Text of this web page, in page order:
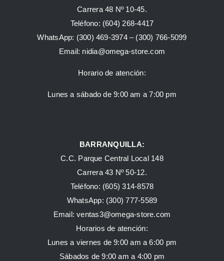
Carrera 48 Nº 10-45.
Teléfono: (604) 268-4417
WhatsApp: (300) 469-3974 – (300) 766-5099
Email: nidia@omega-store.com
Horario de atención:
Lunes a sábado de 9:00 am a 7:00 pm
BARRANQUILLA:
C.C. Parque Central Local 148
Carrera 43 Nº 50-12.
Teléfono: (605) 314-8578
WhatsApp: (300) 777-5589
Email: ventas3@omega-store.com
Horarios de atención:
Lunes a viernes de 9:00 am a 6:00 pm
Sábados de 9:00 am a 4:00 pm